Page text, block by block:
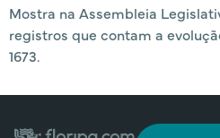
Mostra na Assembleia
registros que contam a
1673.